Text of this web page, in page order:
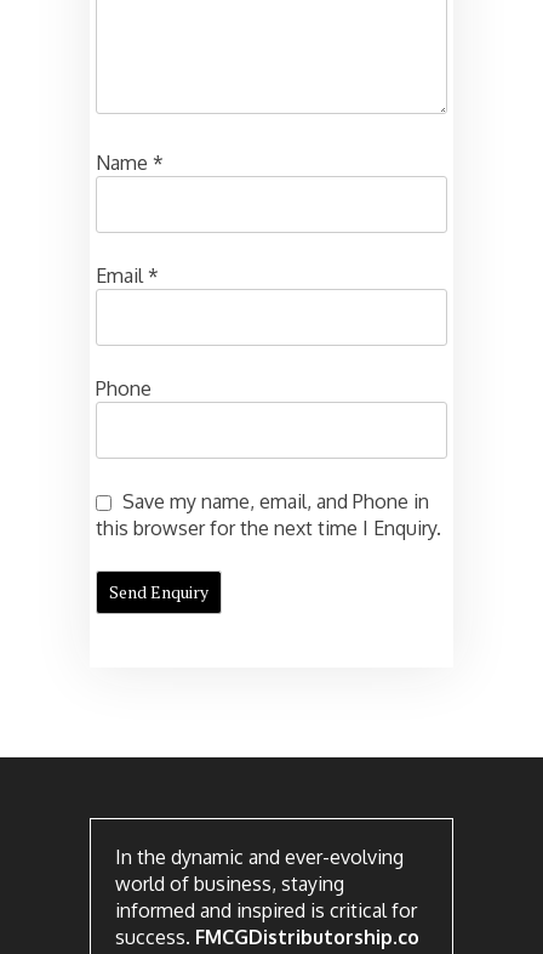
Name *
Email *
Phone
Save my name, email, and Phone in
this browser for the next time I Enquiry.
In the dynamic and ever-evolving
world of business, staying
informed and inspired is critical for
success. FMCGDistributorship.co